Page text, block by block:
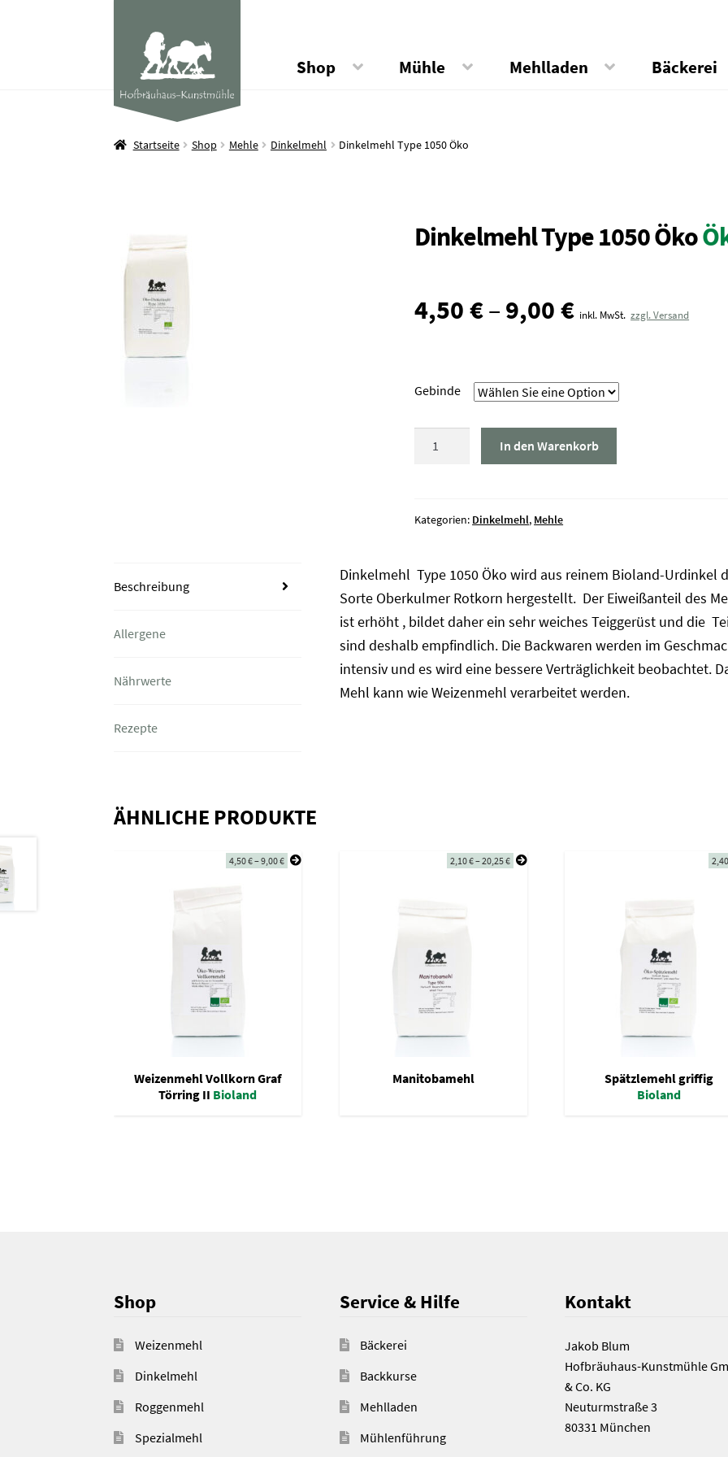
Shop Mühle Mehlladen Bäckerei
Startseite Shop Mehle Dinkelmehl Dinkelmehl Type 1050 Öko
Dinkelmehl Type 1050 Öko
4,50€– 9,00€ inkl. MwSt. zzgl. Versand
Gebinde
Menge
In den Warenkorb
Kategorien: Dinkelmehl, Mehle
Beschreibung
Allergene
Nährwerte
Rezepte
Dinkelmehl Type 1050 Öko wird aus reinem Bioland-Urdinkel
Sorte Oberkulmer Rotkorn hergestellt. Der Eiweißanteil des
ist erhöht , bildet daher ein sehr weiches Teiggerüst und die
sind deshalb empfindlich. Die Backwaren werden im
intensiv und es wird eine bessere Verträglichkeit beobachtet.
Mehl kann wie Weizenmehl verarbeitet werden.
ÄHNLICHE PRODUKTE
4,50€–9,00€
Weizenmehl Vollkorn Graf
Törring II Bioland
2,10€–20,25€
Manitobamehl
Spätzlemehl griffig
Bioland
Shop
Weizenmehl
Dinkelmehl
Roggenmehl
Spezialmehl
Service & Hilfe
Bäckerei
Backkurse
Mehlladen
Mühlenführung
Kontakt
Jakob Blum
Hofbräuhaus-Kunstmühle
& Co. KG
Neuturmstraße 3
80331 München